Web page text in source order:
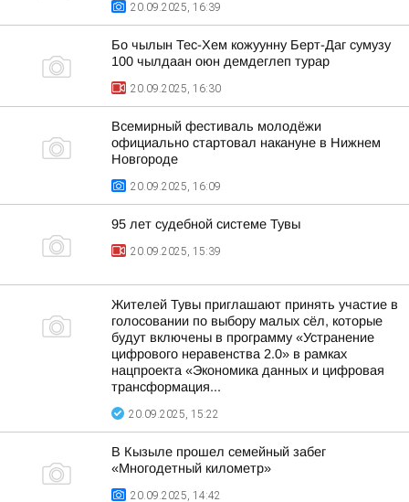
20.09.2025, 16:39
Бо чылын Тес-Хем кожуунну Берт-Даг сумузу
100 чылдаан оюн демдеглеп турар
20.09.2025, 16:30
Всемирный фестиваль молодёжи
официально стартовал накануне в Нижнем
Новгороде
20.09.2025, 16:09
95 лет судебной системе Тувы
20.09.2025, 15:39
Жителей Тувы приглашают принять участие в
голосовании по выбору малых сёл, которые
будут включены в программу «Устранение
цифрового неравенства 2.0» в рамках
нацпроекта «Экономика данных и цифровая
трансформация...
20.09.2025, 15:22
В Кызыле прошел семейный забег
«Многодетный километр»
20.09.2025, 14:42